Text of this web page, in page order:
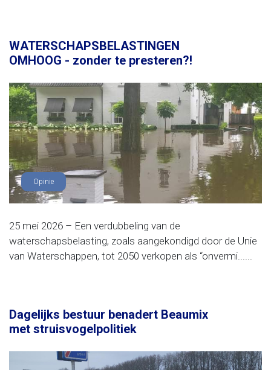
WATERSCHAPSBELASTINGEN
OMHOOG - zonder te presteren?!
Opinie
25 mei 2026 – Een verdubbeling van de
waterschapsbelasting, zoals aangekondigd door de Unie
van Waterschappen, tot 2050 verkopen als “onvermi......
Dagelijks bestuur benadert Beaumix
met struisvogelpolitiek